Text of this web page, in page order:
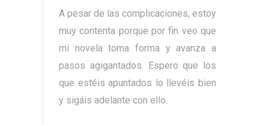
A pesar de las complicaciones, estoy
muy contenta porque por fin veo que
mi novela toma forma y avanza a
pasos agigantados. Espero que los
que estéis apuntados lo llevéis bien
y sigáis adelante con ello.